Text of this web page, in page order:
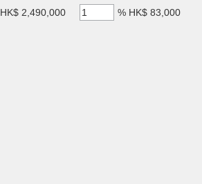
HK$ 2,490,000
% HK$ 83,000